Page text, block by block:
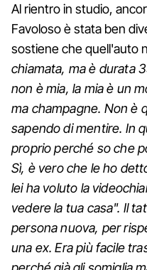
Al rientro in studio,
Favoloso è stata ben
sostiene che quell'auto
chiamata, ma è durata
non è mia, la mia è un
ma champagne. Non è
sapendo di mentire. In
proprio perché so che
Sì, è vero che le ho
lei ha voluto la
vedere la tua casa". Il
persona nuova, per
una ex. Era più facile